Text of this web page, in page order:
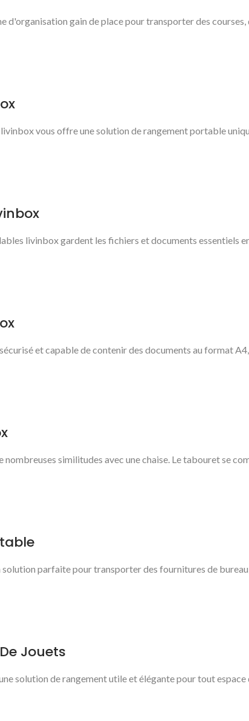
d'organisation gain de place pour transporter des courses,
vous offre une solution de rangement portable
livinbox gardent les fichiers et documents essentiels
et capable de contenir des documents au format
similitudes avec une chaise. Le tabouret se
parfaite pour transporter des fournitures de
Jouets
solution de rangement utile et élégante pour tout espace